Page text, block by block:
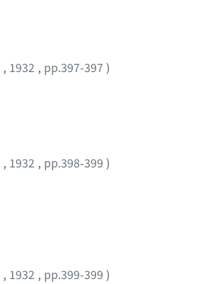
, 1932 , pp.397-397 )
, 1932 , pp.398-399 )
, 1932 , pp.399-399 )